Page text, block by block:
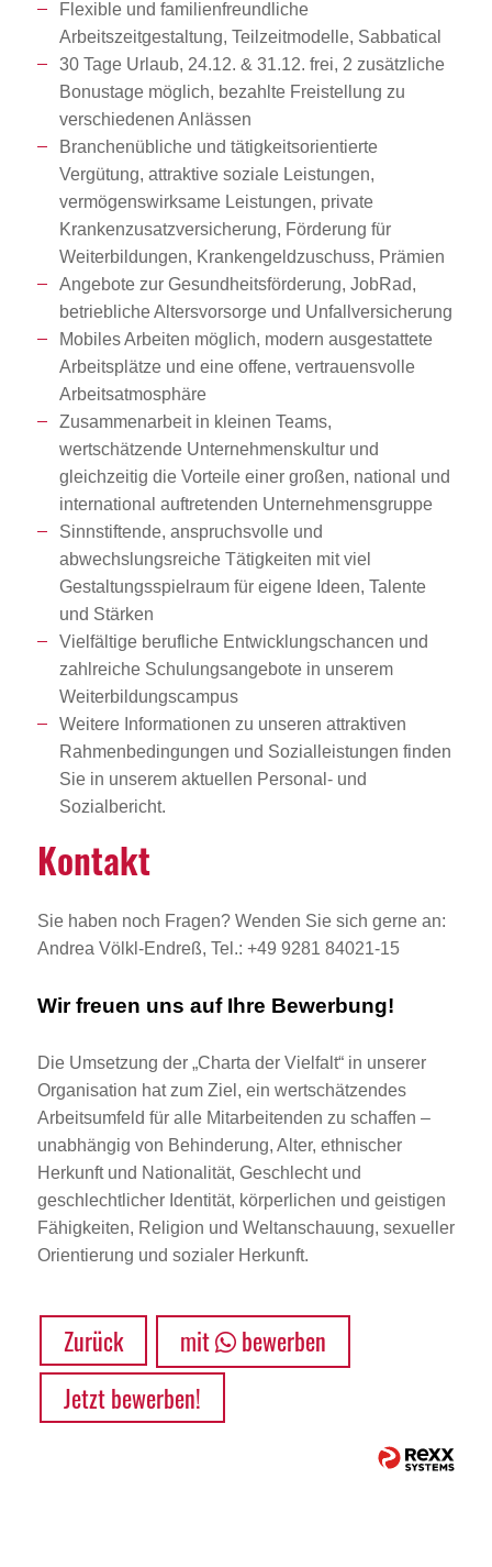
Flexible und familienfreundliche
Arbeitszeitgestaltung, Teilzeitmodelle, Sabbatical
30 Tage Urlaub, 24.12. & 31.12. frei, 2 zusätzliche
Bonustage möglich, bezahlte Freistellung zu
verschiedenen Anlässen
Branchenübliche und tätigkeitsorientierte
Vergütung, attraktive soziale Leistungen,
vermögenswirksame Leistungen, private
Krankenzusatzversicherung, Förderung für
Weiterbildungen, Krankengeldzuschuss, Prämien
Angebote zur Gesundheitsförderung, JobRad,
betriebliche Altersvorsorge und Unfallversicherung
Mobiles Arbeiten möglich, modern ausgestattete
Arbeitsplätze und eine offene, vertrauensvolle
Arbeitsatmosphäre
Zusammenarbeit in kleinen Teams,
wertschätzende Unternehmenskultur und
gleichzeitig die Vorteile einer großen, national und
international auftretenden Unternehmensgruppe
Sinnstiftende, anspruchsvolle und
abwechslungsreiche Tätigkeiten mit viel
Gestaltungsspielraum für eigene Ideen, Talente
und Stärken
Vielfältige berufliche Entwicklungschancen und
zahlreiche Schulungsangebote in unserem
Weiterbildungscampus
Weitere Informationen zu unseren attraktiven
Rahmenbedingungen und Sozialleistungen finden
Sie in unserem aktuellen Personal- und
Sozialbericht.
Kontakt
Sie haben noch Fragen? Wenden Sie sich gerne an:
Andrea Völkl-Endreß, Tel.: +49 9281 84021-15
Wir freuen uns auf Ihre Bewerbung!
Die Umsetzung der „Charta der Vielfalt“ in unserer
Organisation hat zum Ziel, ein wertschätzendes
Arbeitsumfeld für alle Mitarbeitenden zu schaffen –
unabhängig von Behinderung, Alter, ethnischer
Herkunft und Nationalität, Geschlecht und
geschlechtlicher Identität, körperlichen und geistigen
Fähigkeiten, Religion und Weltanschauung, sexueller
Orientierung und sozialer Herkunft.
Zurück mit
bewerben
Jetzt bewerben!